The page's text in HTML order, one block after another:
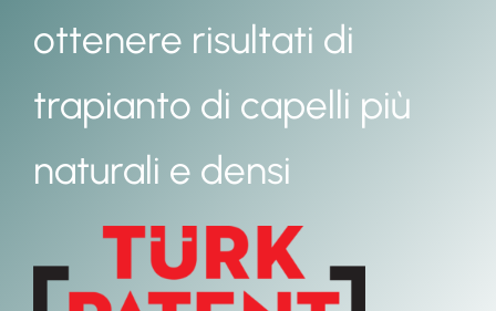
ottenere risultati di
trapianto di capelli più
naturali e densi